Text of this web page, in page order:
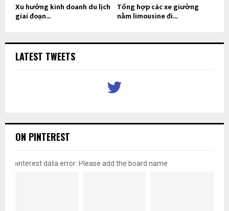
Xu hướng kinh doanh du lịch
giai đoạn...
Tổng hợp các xe giường
nằm limousine đi...
LATEST TWEETS
ON PINTEREST
pinterest data error: Please add the board name